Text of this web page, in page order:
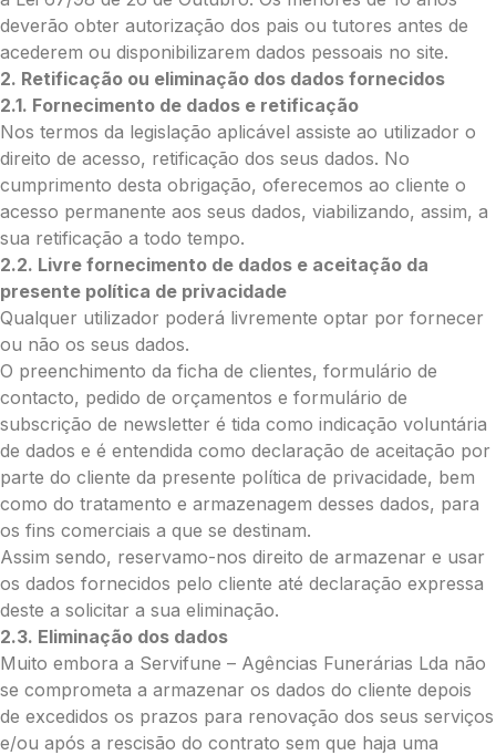
O que deseja enviar?
Ramo de Flores
Palma
Cruz
Coração
Ramo de Flores:
Opção 1 (€25)
Opção 2 (€30)
Opção 3 (€35)
Opção 4 (€40)
Opção 5 (€45)
Opção 6 (€50)
Opção 7 (€55)
Opção 8 (€60)
Opção 9 (€65)
Palma:
Pequena (€85)
Média (€100)
Grande (€115)
Cruz:
Pequena (€85)
Média (€100)
Grande (€115)
Coração:
deverão obter autorização dos pais ou tutores antes de
acederem ou disponibilizarem dados pessoais no site.
2. Retificação ou eliminação dos dados fornecidos
2.1. Fornecimento de dados e retificação
Nos termos da legislação aplicável assiste ao utilizador o
direito de acesso, retificação dos seus dados. No
cumprimento desta obrigação, oferecemos ao cliente o
acesso permanente aos seus dados, viabilizando, assim, a
sua retificação a todo tempo.
2.2. Livre fornecimento de dados e aceitação da
presente política de privacidade
Qualquer utilizador poderá livremente optar por fornecer
ou não os seus dados.
O preenchimento da ficha de clientes, formulário de
contacto, pedido de orçamentos e formulário de
subscrição de newsletter é tida como indicação voluntária
de dados e é entendida como declaração de aceitação por
parte do cliente da presente política de privacidade, bem
como do tratamento e armazenagem desses dados, para
os fins comerciais a que se destinam.
Assim sendo, reservamo-nos direito de armazenar e usar
os dados fornecidos pelo cliente até declaração expressa
deste a solicitar a sua eliminação.
2.3. Eliminação dos dados
Muito embora a Servifune – Agências Funerárias Lda não
se comprometa a armazenar os dados do cliente depois
de excedidos os prazos para renovação dos seus serviços
e/ou após a rescisão do contrato sem que haja uma